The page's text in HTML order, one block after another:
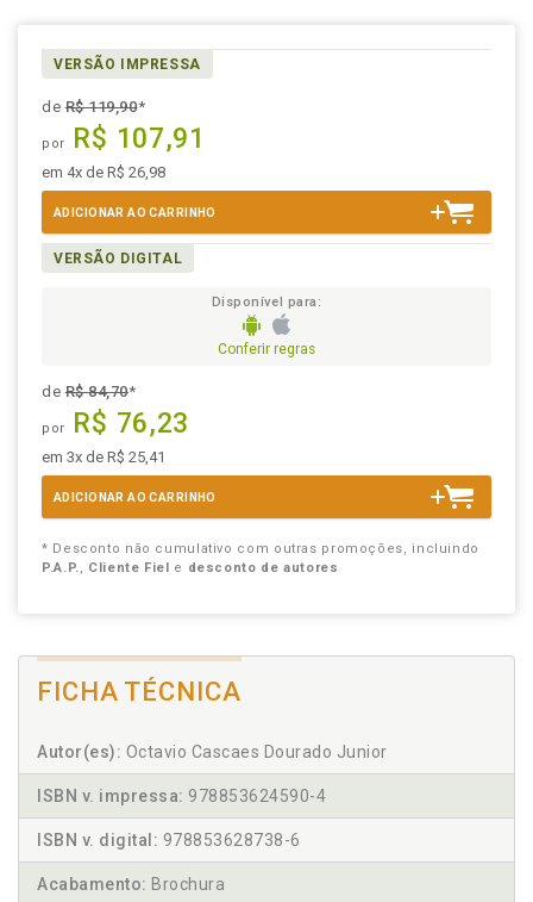
VERSÃO IMPRESSA
deR$ 119,90*
por R$ 107,91
em 4x de R$ 26,98
ADICIONAR AO CARRINHO
VERSÃO DIGITAL
Disponível para:
Conferir regras
deR$ 84,70*
por R$ 76,23
em 3x de R$ 25,41
ADICIONAR AO CARRINHO
* Desconto não cumulativo com outras promoções, incluindo
P.A.P., Cliente Fiel e desconto de autores
FICHA TÉCNICA
Autor(es): Octavio Cascaes Dourado Junior
ISBN v. impressa: 978853624590-4
ISBN v. digital: 978853628738-6
Acabamento: Brochura